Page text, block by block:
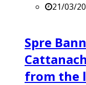
21/03/
Spre
from the